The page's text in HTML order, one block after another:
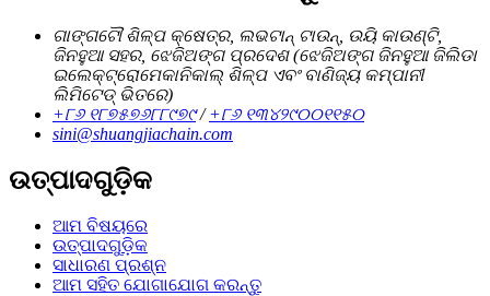
ଗାଙ୍ଗଟୌ ଶିଳ୍ପ କ୍ଷେତ୍ର, ଲଭଟାନ୍ ଟାଉନ୍, ଉୟି କାଉଣ୍ଟି,
ଜିନହୁଆ ସହର, ଝେଜିଅଙ୍ଗ ପ୍ରଦେଶ (ଝେଜିଅଙ୍ଗ ଜିନହୁଆ ଜିଲିଡା
ଇଲେକ୍ଟ୍ରୋମେକାନିକାଲ୍ ଶିଳ୍ପ ଏବଂ ବାଣିଜ୍ୟ କମ୍ପାନୀ
ଲିମିଟେଡ୍ ଭିତରେ)
+୮୬ ୧୮୭୫୭୬୮୮୯୭୯/+୮୬ ୧୩୪୨୯୦୦୧୧୫୦
sini@shuangjiachain.com
ଉତ୍ପାଦଗୁଡ଼ିକ
ଆମ ବିଷୟରେ
ଉତ୍ପାଦଗୁଡ଼ିକ
ସାଧାରଣ ପ୍ରଶ୍ନ
ଆମ ସହିତ ଯୋଗାଯୋଗ କରନ୍ତୁ